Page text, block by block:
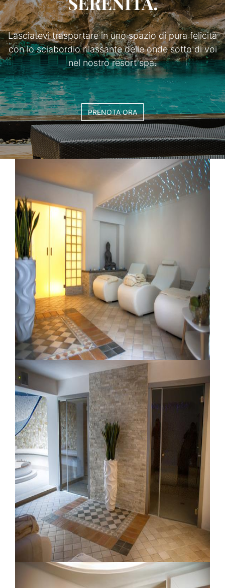
Lasciatevi trasportare in uno spazio di pura felicità
con lo sciabordio rilassante delle onde sotto di voi
nel nostro resort spa.
PRENOTA ORA